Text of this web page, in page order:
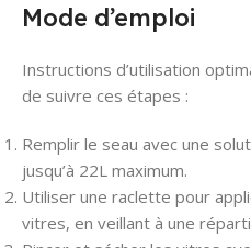
Mode d’emploi
Instructions d’utilisation
de suivre ces étapes :
Remplir le seau avec une
jusqu’à 22L maximum.
Utiliser une raclette pour
vitres, en veillant à une